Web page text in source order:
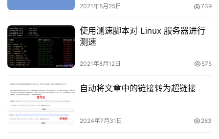
具
这行配置将每 5 分钟执行一次脚本。请根据需要调整
宝塔方案
接进入宝塔面板的计划任务中，添加Shell脚本，代码和上
面的一样，只是不需要设置执行权限和定时任务，因为这里
都是可以设置的，如图：
2021年8月25日 739
使用测速脚本对 Linux 服务器进行
测速
2021年8月12日 575
自动将文章中的链接转为超链接
2024年7月31日 283